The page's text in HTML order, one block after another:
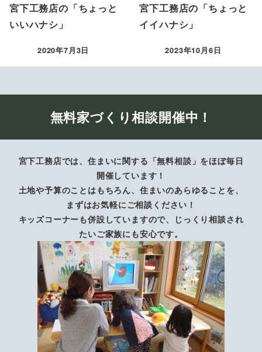
宮下工務店の「ちょっと
いいハナシ」
投稿日
2020年7月3日
宮下工務店の「ちょっと
イイハナシ」
投稿日
2023年10月6日
無料家づくり相談開催中！
宮下工務店では、住まいに関する「無料相談」をほぼ毎日
開催しています！
土地や予算のことはもちろん、住まいのあらゆることを、
まずはお気軽にご相談ください！
キッズコーナーも併設していますので、じっくり相談され
たいご家族にも安心です。